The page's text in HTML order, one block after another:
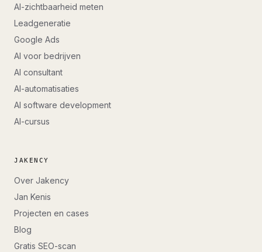
AI-zichtbaarheid meten
Leadgeneratie
Google Ads
AI voor bedrijven
AI consultant
AI-automatisaties
AI software development
AI-cursus
JAKENCY
Over Jakency
Jan Kenis
Projecten en cases
Blog
Gratis SEO-scan